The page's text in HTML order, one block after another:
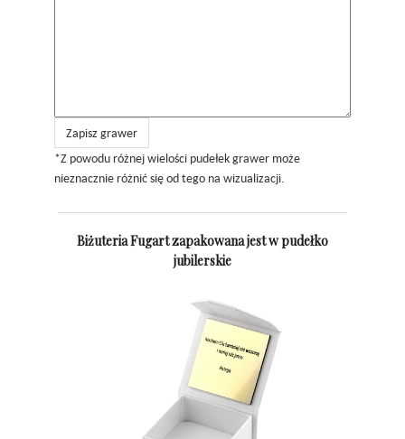
Zapisz grawer
*Z powodu różnej wielości pudełek grawer może
nieznacznie różnić się od tego na wizualizacji.
Biżuteria Fugart zapakowana jest w pudełko
jubilerskie